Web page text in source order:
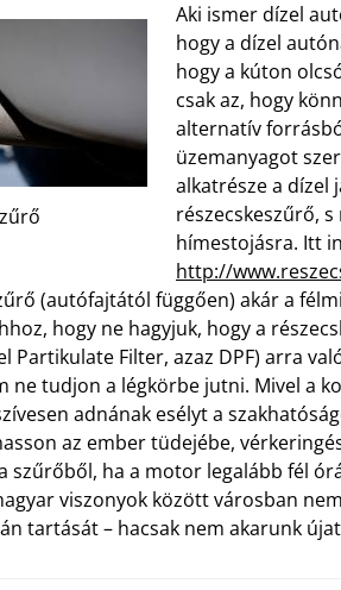
Aki ismer dízel
hogy a dízel
hogy a kúton
csak az, hogy
alternatív
üzemanyagot
alkatrésze a dízel
részecskeszűrő,
hímestojásra. Itt
http://
(autófajtától függően) akár a
hogy ne hagyjuk, hogy a
Partikulate Filter, azaz DPF) arra
ne tudjon a légkörbe jutni. Mivel a
adnának esélyt a
az ember tüdejébe,
szűrőből, ha a motor legalább fél
viszonyok között városban
tartását – hacsak nem akarunk